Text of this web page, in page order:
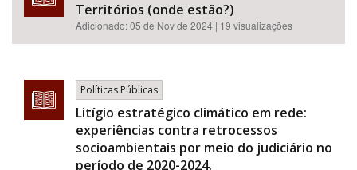
Territórios (onde estão?)
Adicionado:05 de Nov de 2024 | 19 visualizações
Políticas Públicas
Litígio estratégico climático em rede:
experiências contra retrocessos
socioambientais por meio do judiciário no
período de 2020-2024.